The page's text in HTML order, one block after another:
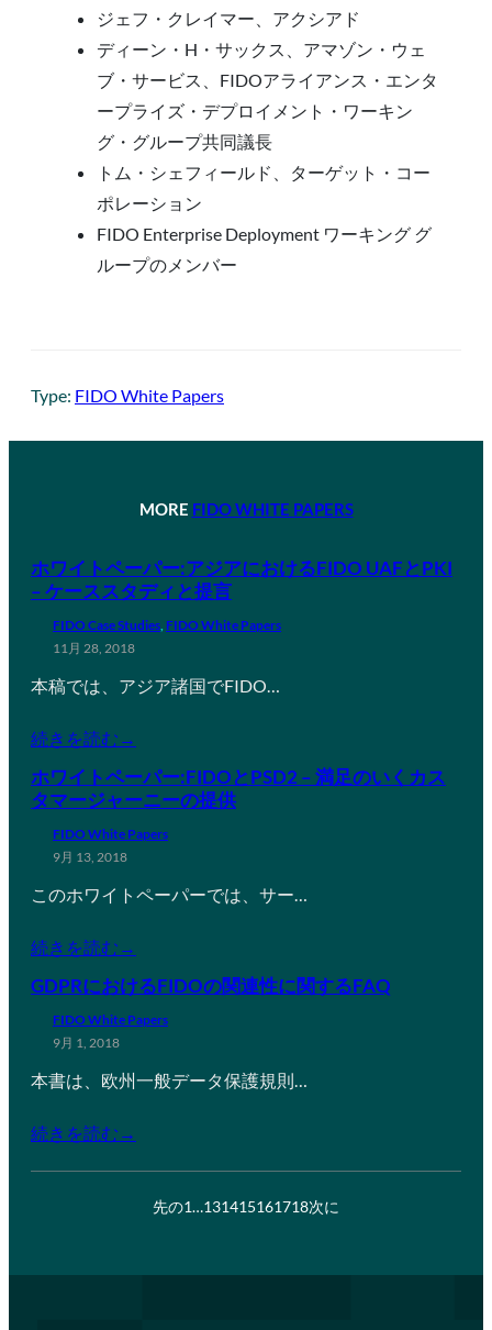
ジェフ・クレイマー、アクシアド
ディーン・H・サックス、アマゾン・ウェ
ブ・サービス、FIDOアライアンス・エンタ
ープライズ・デプロイメント・ワーキン
グ・グループ共同議長
トム・シェフィールド、ターゲット・コー
ポレーション
FIDO Enterprise Deployment ワーキング グ
ループのメンバー
Type: FIDO White Papers
MORE FIDO WHITE PAPERS
ホワイトペーパー:アジアにおけるFIDO UAFとPKI
– ケーススタディと提言
FIDO Case Studies, FIDO White Papers
11月 28, 2018
本稿では、アジア諸国でFIDO…
続きを読む→
ホワイトペーパー:FIDOとPSD2 – 満足のいくカス
タマージャーニーの提供
FIDO White Papers
9月 13, 2018
このホワイトペーパーでは、サー…
続きを読む→
GDPRにおけるFIDOの関連性に関するFAQ
FIDO White Papers
9月 1, 2018
本書は、欧州一般データ保護規則…
続きを読む→
先の1…131415161718次に